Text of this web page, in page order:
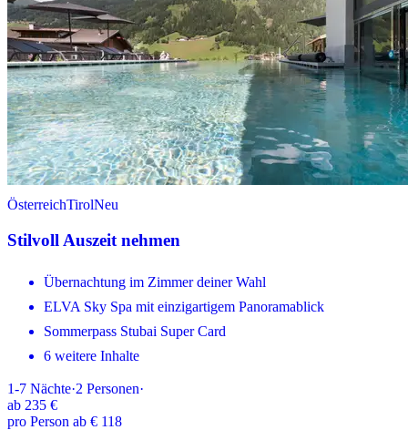
ÖsterreichTirolNeu
Stilvoll Auszeit nehmen
Übernachtung im Zimmer deiner Wahl
ELVA Sky Spa mit einzigartigem Panoramablick
Sommerpass Stubai Super Card
6 weitere Inhalte
1-7 Nächte·2 Personen·
ab 235 €
pro Person ab € 118